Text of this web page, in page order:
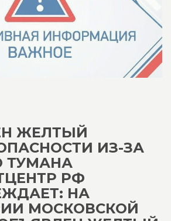
ЖЕЛТЫЙ
ИЗ-ЗА
ТУМАНА
РФ
НА
МОСКОВСКОЙ